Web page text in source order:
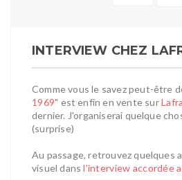
INTERVIEW CHEZ
Comme vous le savez peut-être
1969" est enfin en vente sur
dernier. J'organiserai quelque
(surprise)
Au passage, retrouvez quelques
visuel dansl'interview accordée